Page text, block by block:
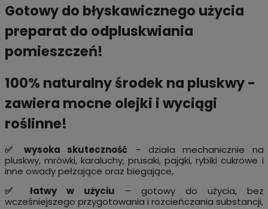
Gotowy do błyskawicznego użycia
preparat do odpluskwiania
pomieszczeń!
100% naturalny środek na pluskwy -
zawiera mocne olejki i wyciągi
roślinne!
✅ wysoka skuteczność – działa mechanicznie na
pluskwy, mrówki, karaluchy, prusaki, pająki, rybiki cukrowe i
inne owady pełzające oraz biegające,
✅ łatwy w użyciu – gotowy do użycia, bez
wcześniejszego przygotowania i rozcieńczania substancji,